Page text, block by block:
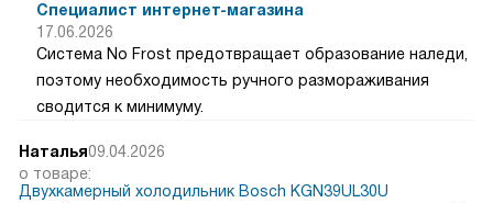
Специалист интернет-магазина
17.06.2026
Система No Frost предотвращает образование наледи,
поэтому необходимость ручного размораживания
сводится к минимуму.
Наталья09.04.2026
о товаре:
Двухкамерный холодильник Bosch KGN39UL30U